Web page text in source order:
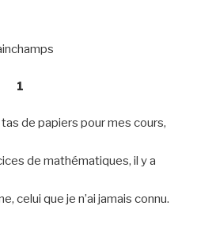
1
de papiers pour mes cours,
de mathématiques, il y a
celui que je n’ai jamais connu.